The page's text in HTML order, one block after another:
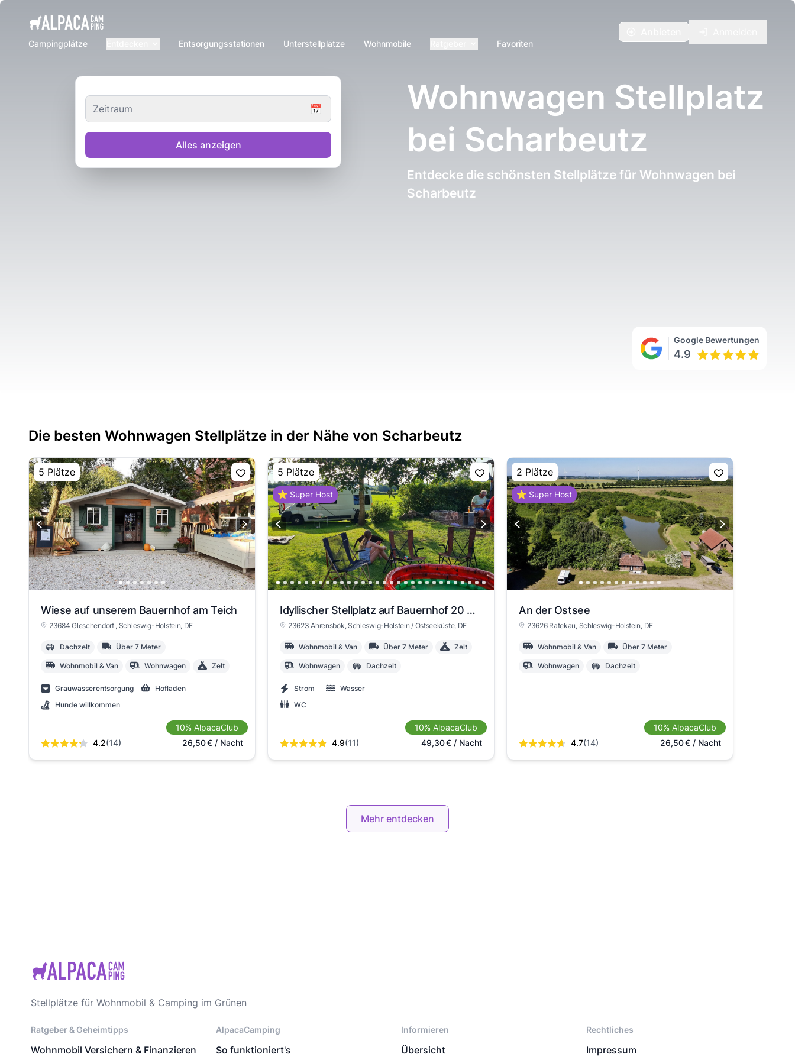
Campingplätze
Entsorgungsstationen Unterstellplätze Wohnmobile Favoriten
Zeitraum 📅
Alles anzeigen
Wohnwagen Stellplatz
bei Scharbeutz
Entdecke die schönsten Stellplätze für Wohnwagen bei
Scharbeutz
Google Bewertungen
4.9
Die besten Wohnwagen Stellplätze in der Nähe von Scharbeutz
5 Plätze
Wiese auf unserem Bauernhof am Teich
23684 Gleschendorf , Schleswig-Holstein, DE
Dachzelt Über 7 Meter
Wohnmobil & Van Wohnwagen Zelt
Grauwasserentsorgung
Hofladen
Hunde willkommen
4.2(14)
10% AlpacaClub
26,50€ / Nacht
5 Plätze
⭐ Super Host
Idyllischer Stellplatz auf Bauernhof 20 min bis zur Ostsee #1 ALL INCLUSIVE
23623 Ahrensbök, Schleswig-Holstein / Ostseeküste, DE
Wohnmobil & Van Über 7 Meter Zelt
Wohnwagen Dachzelt
Strom
Wasser
WC
4.9(11)
10% AlpacaClub
49,30€ / Nacht
2 Plätze
⭐ Super Host
An der Ostsee
23626 Ratekau, Schleswig-Holstein, DE
Wohnmobil & Van Über 7 Meter
Wohnwagen Dachzelt
4.7(14)
10% AlpacaClub
26,50€ / Nacht
Mehr entdecken
Stellplätze für Wohnmobil & Camping im Grünen
Ratgeber & Geheimtipps
Wohnmobil Versichern & Finanzieren
AlpacaCamping
So funktioniert's
Informieren
Übersicht
Rechtliches
Impressum